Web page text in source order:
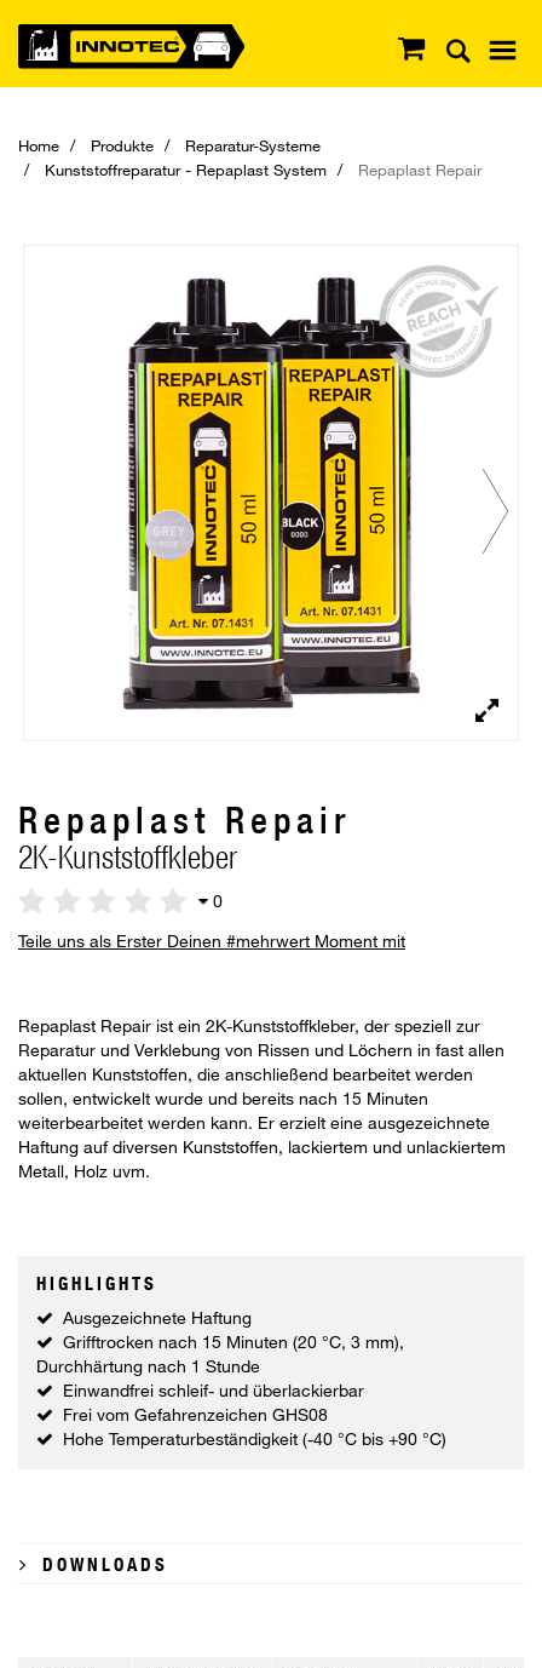
Home Produkte
Reparatur-Systeme
Kunststoffreparatur - Repaplast System
Repaplast Repair
Repaplast Repair
2K-Kunststoffkleber
0
Teile uns als Erster Deinen #mehrwert Moment mit
Repaplast Repair ist ein 2K-Kunststoffkleber, der speziell zur
Reparatur und Verklebung von Rissen und Löchern in fast allen
aktuellen Kunststoffen, die anschließend bearbeitet werden
sollen, entwickelt wurde und bereits nach 15 Minuten
weiterbearbeitet werden kann. Er erzielt eine ausgezeichnete
Haftung auf diversen Kunststoffen, lackiertem und unlackiertem
Metall, Holz uvm.
HIGHLIGHTS
Ausgezeichnete Haftung
Grifftrocken nach 15 Minuten (20 °C, 3 mm),
Durchhärtung nach 1 Stunde
Einwandfrei schleif- und überlackierbar
Frei vom Gefahrenzeichen GHS08
Hohe Temperaturbeständigkeit (-40 °C bis +90 °C)
DOWNLOADS